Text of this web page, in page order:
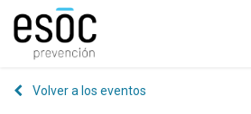
Volver a los eventos